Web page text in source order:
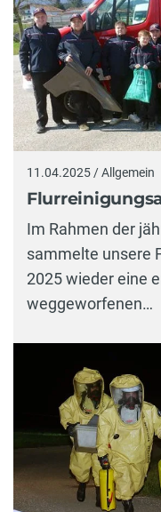
11.04.2025 / Allgemein
Im Rahmen der
sammelte unsere
2025 wieder eine
weggeworfenen…